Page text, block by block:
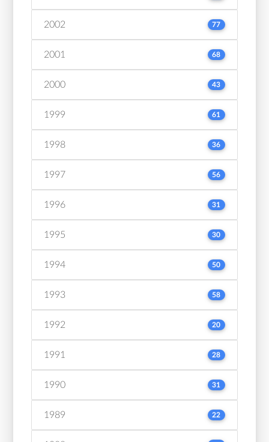
2002 77
2001 68
2000 43
1999 61
1998 36
1997 56
1996 31
1995 30
1994 50
1993 58
1992 20
1991 28
1990 31
1989 22